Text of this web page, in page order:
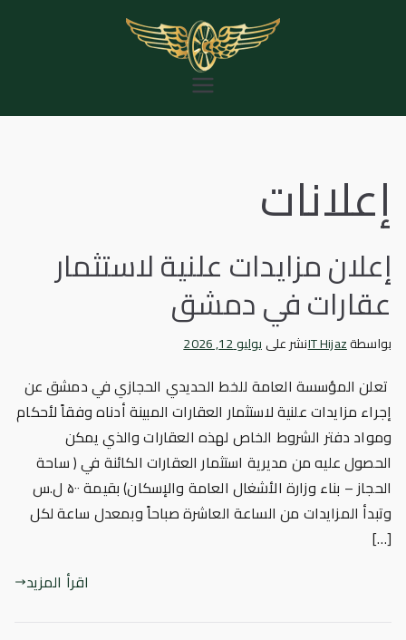
للخط الحديدي
إعلانات
إعلان مزايدات علنية لاستثمار
عقارات في دمشق
بواسطةIT Hijazنشر علىيوليو 12, 2026
تعلن المؤسسة العامة للخط الحديدي الحجازي في دمشق عن
إجراء مزايدات علنية لاستثمار العقارات المبينة أدناه وفقاً لأحكام
ومواد دفتر الشروط الخاص لهذه العقارات والذي يمكن
الحصول عليه من مديرية استثمار العقارات الكائنة في ( ساحة
الحجاز – بناء وزارة الأشغال العامة والإسكان) بقيمة ۵۰۰ ل.س
وتبدأ المزايدات من الساعة العاشرة صباحاً وبمعدل ساعة لكل
[…]
اقرأ المزيد